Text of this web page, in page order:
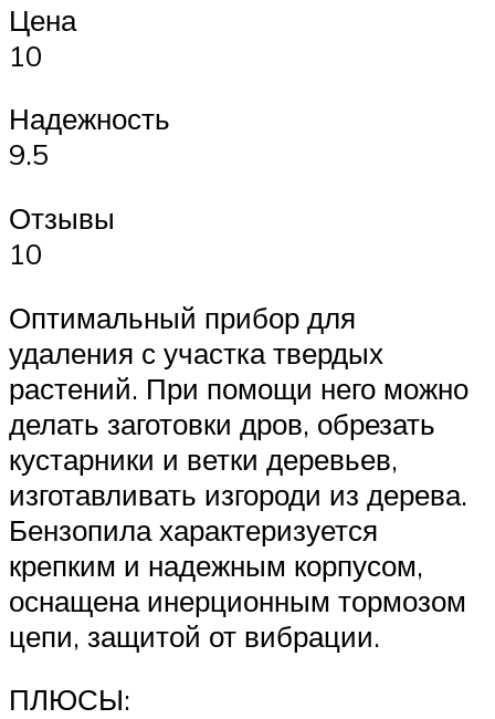
Цена
10
Надежность
9.5
Отзывы
10
Оптимальный прибор для
удаления с участка твердых
растений. При помощи него можно
делать заготовки дров, обрезать
кустарники и ветки деревьев,
изготавливать изгороди из дерева.
Бензопила характеризуется
крепким и надежным корпусом,
оснащена инерционным тормозом
цепи, защитой от вибрации.
ПЛЮСЫ: